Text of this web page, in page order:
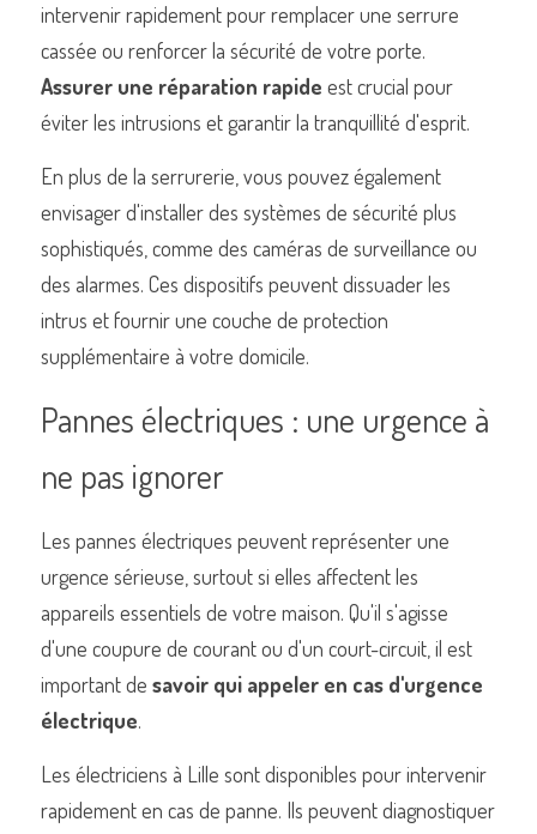
intervenir rapidement pour remplacer une serrure
Assurer une réparation rapide est crucial pour
éviter les intrusions et garantir la tranquillité d'esprit.
En plus de la serrurerie, vous pouvez également
envisager d'installer des systèmes de sécurité plus
sophistiqués, comme des caméras de surveillance ou
des alarmes. Ces dispositifs peuvent dissuader les
intrus et fournir une couche de protection
supplémentaire à votre domicile.
Pannes électriques : une urgence à
ne pas ignorer
Les pannes électriques peuvent représenter une
urgence sérieuse, surtout si elles affectent les
appareils essentiels de votre maison. Qu'il s'agisse
d'une coupure de courant ou d'un court-circuit, il est
important de savoir qui appeler en cas d'urgence
électrique.
Les électriciens à Lille sont disponibles pour intervenir
rapidement en cas de panne. Ils peuvent diagnostiquer